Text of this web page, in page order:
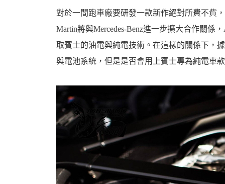
網
對於一間跑車廠要研發一款新作絕對所費不貲
Martin將與Mercedes-Benz進一步擴大合作關係
取賓士的油電與純電技術。在這樣的關係下，
與電池系統，但是是否會用上賓士專為純電車